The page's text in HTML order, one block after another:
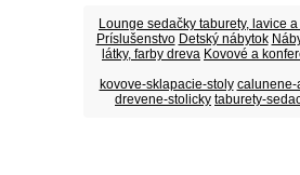
Lounge sedačky taburety, lavice
Príslušenstvo Detský nábytok
látky, farby dreva Kovové a
kovove-sklapacie-stoly calunene-
drevene-stolicky taburety-